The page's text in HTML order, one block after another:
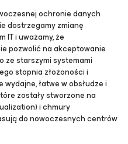
ochronie danych
dostrzegamy zmianę
i uważamy, że
pozwolić na akceptowanie
ze starszymi systemami
stopnia złożoności i
łatwe w obsłudze i
zostały stworzone na
i chmury
do nowoczesnych centrów